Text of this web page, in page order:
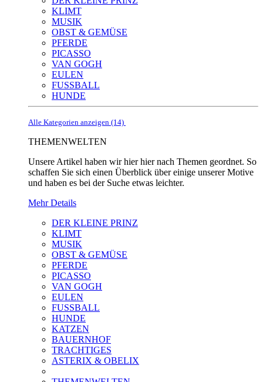
KLIMT
MUSIK
OBST & GEMÜSE
PFERDE
PICASSO
VAN GOGH
EULEN
FUSSBALL
HUNDE
Alle Kategorien anzeigen (14)
THEMENWELTEN
Unsere Artikel haben wir hier hier nach Themen geordnet. So
schaffen Sie sich einen Überblick über einige unserer Motive
und haben es bei der Suche etwas leichter.
Mehr Details
DER KLEINE PRINZ
KLIMT
MUSIK
OBST & GEMÜSE
PFERDE
PICASSO
VAN GOGH
EULEN
FUSSBALL
HUNDE
KATZEN
BAUERNHOF
TRACHTIGES
ASTERIX & OBELIX